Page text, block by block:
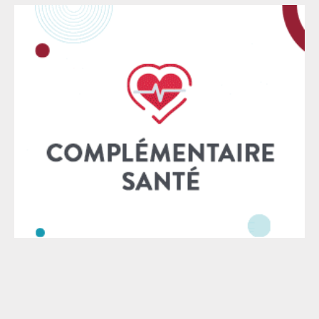
qui participe à l’indépendance des avocats. Elle a eu
l’occasion de le rappeler à plusieurs reprises,
notamment en 2019 et 2020. À cette époque, les
avocats n’ont pas hésité, non seulement à descendre
dans la rue, mais aussi à mener un long mouvement
de grève national sans précédent pour manifester
leur opposition à toute absorption de leur régime de
retraite au sein d’un régime universel. Nous
rappelons également que la CNBF a toujours participé
à la solidarité nationale en versant des sommes
significatives aux régimes de retraite déficitaires –
compensation démographique nationale. Cette
participation est rendue possible par le pilotage de